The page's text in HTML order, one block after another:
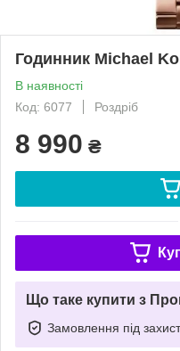
Годинник Michael
В наявності
Код: 6077
Роздріб
8 990 ₴
Що таке купити з
Замовлення під